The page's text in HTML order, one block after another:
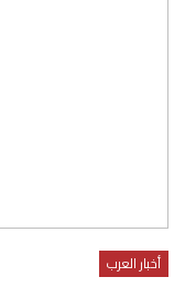
أخبار العرب